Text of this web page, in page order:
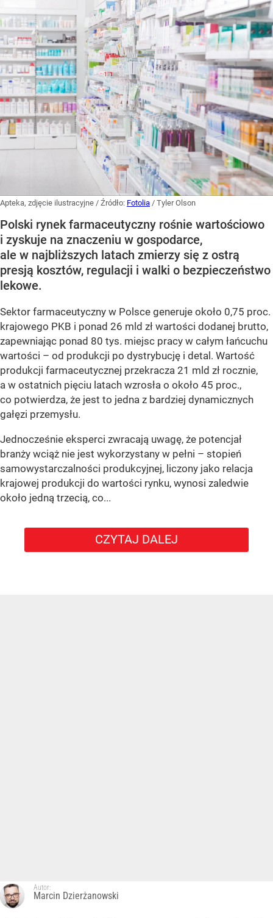
Apteka, zdjęcie ilustracyjne / Źródło: Fotolia / Tyler Olson
Polski rynek farmaceutyczny rośnie wartościowo
i zyskuje na znaczeniu w gospodarce,
ale w najbliższych latach zmierzy się z ostrą
presją kosztów, regulacji i walki o bezpieczeństwo
lekowe.
Sektor farmaceutyczny w Polsce generuje około 0,75 proc.
krajowego PKB i ponad 26 mld zł wartości dodanej brutto,
zapewniając ponad 80 tys. miejsc pracy w całym łańcuchu
wartości – od produkcji po dystrybucję i detal. Wartość
produkcji farmaceutycznej przekracza 21 mld zł rocznie,
a w ostatnich pięciu latach wzrosła o około 45 proc.,
co potwierdza, że jest to jedna z bardziej dynamicznych
gałęzi przemysłu.
Jednocześnie eksperci zwracają uwagę, że potencjał
branży wciąż nie jest wykorzystany w pełni – stopień
samowystarczalności produkcyjnej, liczony jako relacja
krajowej produkcji do wartości rynku, wynosi zaledwie
około jedną trzecią, co...
CZYTAJ DALEJ
Autor:
Marcin Dzierżanowski